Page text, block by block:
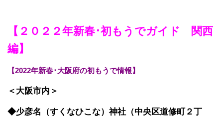
【２０２２年新春･初もうでガイド 関西
編】
【2022年新春･大阪府の初もうで情報】
＜大阪市内＞
◆少彦名（すくなひこな）神社（中央区道修町２丁